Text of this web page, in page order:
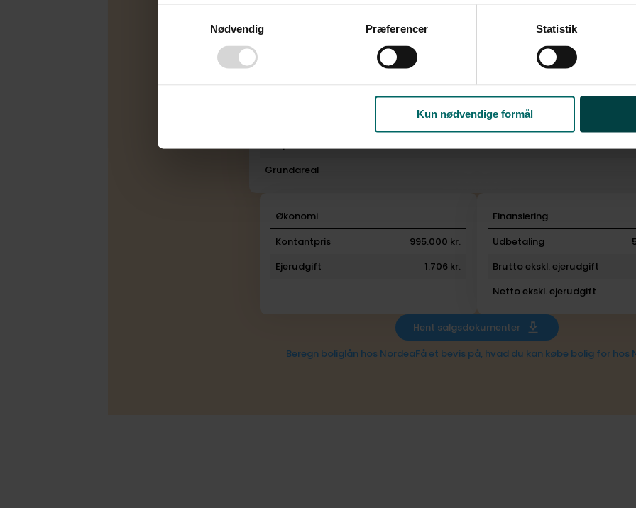
Ved at klikke på ”OK” giver du samtykke til alle formål. Du kan til enhver tid læse mere om
tilbagekalde dit samtykke ved at følge linket til vores
. Oplysninger om
Nødvendig Præferencer Statistik
Kun nødvendige formål
Carport
Grundareal
Økonomi
Kontantpris
995.000 kr.
Ejerudgift
1.706 kr.
Finansiering
Udbetaling
Brutto ekskl. ejerudgift
Netto ekskl. ejerudgift
Hent salgsdokumenter
Beregn boliglån hos NordeaFå et bevis på, hvad du kan købe bolig for hos